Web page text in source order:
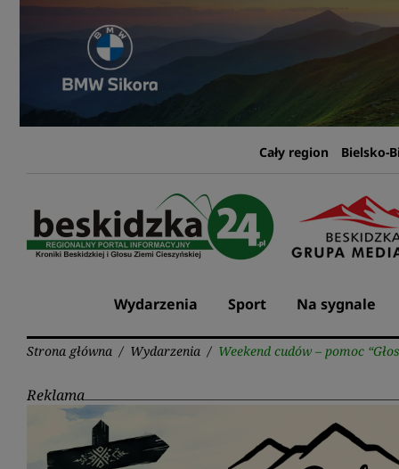
Przejdź
Cały region Bielsko-
Wydarzenia Sport Na sygnale
Strona główna / Wydarzenia / Weekend cudów – pomoc
Reklama